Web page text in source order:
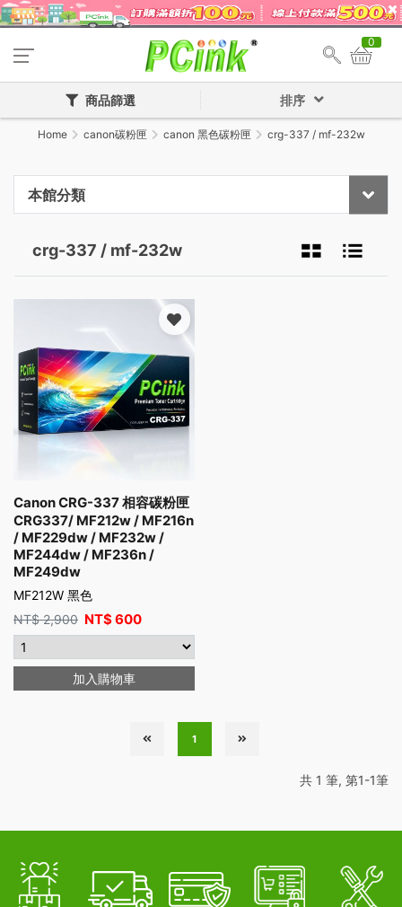
0
商品篩選 排序
Home canon碳粉匣 canon 黑色碳粉匣 crg-337 / mf-232w
本館分類
crg-337 / mf-232w
Canon CRG-337 相容碳粉匣
CRG337/ MF212w / MF216n
/ MF229dw / MF232w /
MF244dw / MF236n /
MF249dw
MF212W 黑色
NT$2,900 NT$600
加入購物車
1
共 1 筆, 第1-1筆